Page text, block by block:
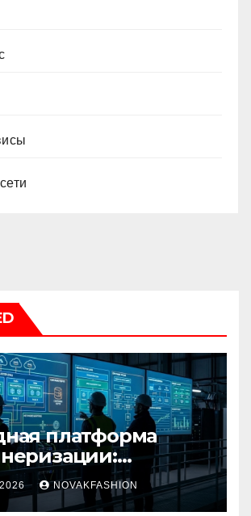
платформа
особенности
использования
NOVAKFASHION